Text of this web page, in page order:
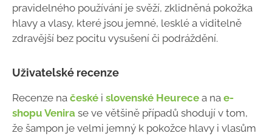
pravidelného používání je svěží, zklidněná pokožka
hlavy a vlasy, které jsou jemné, lesklé a viditelně
zdravější bez pocitu vysušení či podráždění.
Uživatelské recenze
Recenze na české i slovenské Heurece a na e-
shopu Venira se ve většině případů shodují v tom,
že šampon je velmi jemný k pokožce hlavy i vlasům